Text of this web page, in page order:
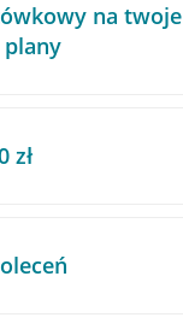
na twoje
zł